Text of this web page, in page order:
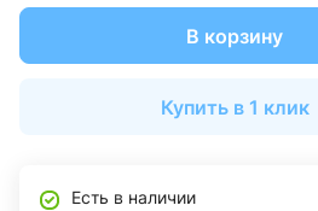
В корзину
Купить в 1 клик
Есть в наличии